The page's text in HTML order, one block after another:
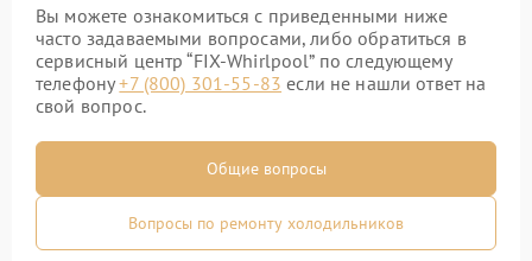
Вы можете ознакомиться с приведенными ниже
часто задаваемыми вопросами, либо обратиться в
сервисный центр “FIX-Whirlpool” по следующему
телефону+7 (800) 301-55-83 если не нашли ответ на
свой вопрос.
Общие вопросы
Вопросы по ремонту холодильников